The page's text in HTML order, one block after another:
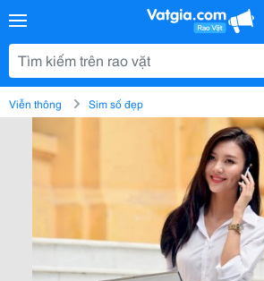
Viễn thông Sim số đẹp